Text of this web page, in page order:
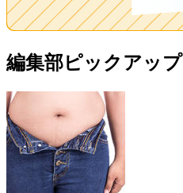
編集部ピックアップ